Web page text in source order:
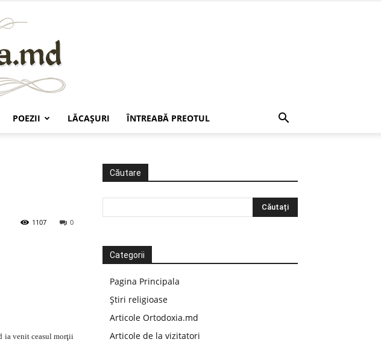
POEZII LĂCAŞURI ÎNTREABĂ PREOTUL
0
1107
ia venit ceasul morţii
Căutare
Categorii
Pagina Principala
Știri religioase
Articole Ortodoxia.md
Articole de la vizitatori